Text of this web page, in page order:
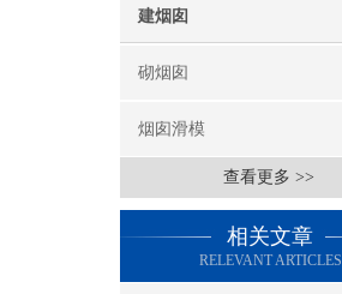
建烟囱
砌烟囱
烟囱滑模
查看更多 >>
相关文章
RELEVANT ARTICLES